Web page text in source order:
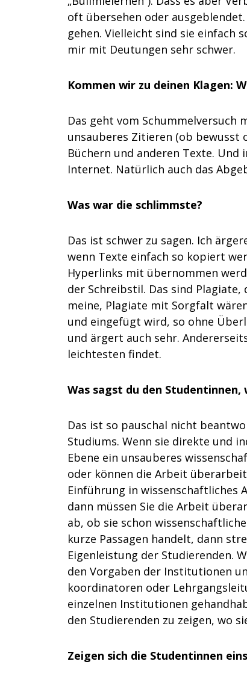
oft übersehen oder
gehen. Vielleicht sind sie einfach
mir mit Deutungen sehr schwer.
Kommen wir zu deinen Klagen:
Das geht vom
unsauberes Zitieren (ob bewusst
Büchern und anderen Texte. Und
Internet. Natürlich auch das
Was war die schlimmste?
Das ist schwer zu sagen. Ich
wenn Texte einfach so kopiert
Hyperlinks mit übernommen
der Schreibstil. Das sind
meine, Plagiate mit Sorgfalt
und eingefügt wird, so ohne
und ärgert auch sehr.
leichtesten findet.
Was sagst du den
Das ist so pauschal nicht
Studiums. Wenn sie direkte und
Ebene ein unsauberes
oder können die Arbeit
Einführung in wissenschaftliches
dann müssen Sie die Arbeit
ab, ob sie schon
kurze Passagen handelt, dann
Eigenleistung der Studierenden.
den Vorgaben der Institutionen
koordinatoren oder
einzelnen Institutionen
den Studierenden zu zeigen, wo
Zeigen sich die Studentinnen